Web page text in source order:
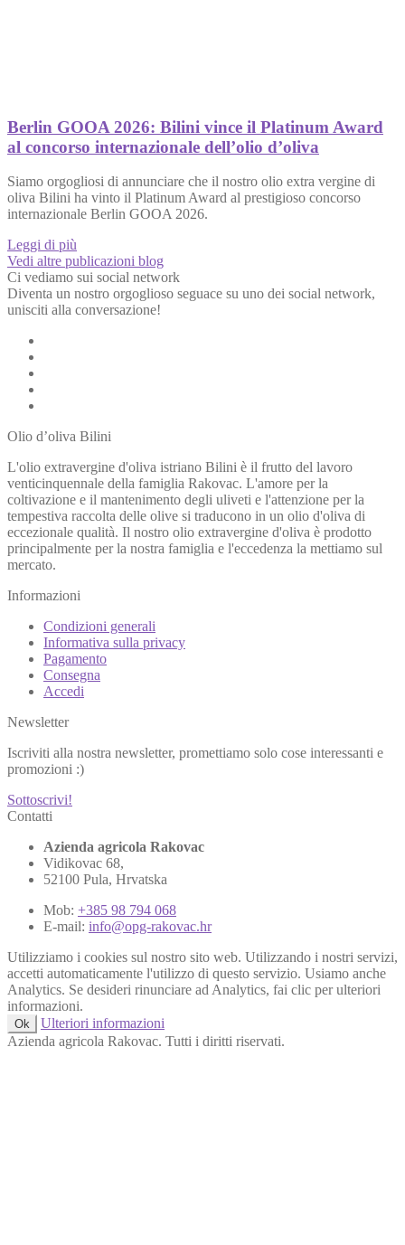
Berlin GOOA 2026: Bilini vince il Platinum Award
al concorso internazionale dell’olio d’oliva
Siamo orgogliosi di annunciare che il nostro olio extra vergine di
oliva Bilini ha vinto il Platinum Award al prestigioso concorso
internazionale Berlin GOOA 2026.
Leggi di più
Vedi altre publicazioni blog
Ci vediamo sui social network
Diventa un nostro orgoglioso seguace su uno dei social network,
unisciti alla conversazione!
Olio d’oliva Bilini
L'olio extravergine d'oliva istriano Bilini è il frutto del lavoro
venticinquennale della famiglia Rakovac. L'amore per la
coltivazione e il mantenimento degli uliveti e l'attenzione per la
tempestiva raccolta delle olive si traducono in un olio d'oliva di
eccezionale qualità. Il nostro olio extravergine d'oliva è prodotto
principalmente per la nostra famiglia e l'eccedenza la mettiamo sul
mercato.
Informazioni
Condizioni generali
Informativa sulla privacy
Pagamento
Consegna
Accedi
Newsletter
Iscriviti alla nostra newsletter, promettiamo solo cose interessanti e
promozioni :)
Sottoscrivi!
Contatti
Azienda agricola Rakovac
Vidikovac 68,
52100 Pula, Hrvatska
Mob: +385 98 794 068
E-mail: info@opg-rakovac.hr
Utilizziamo i cookies sul nostro sito web. Utilizzando i nostri servizi,
accetti automaticamente l'utilizzo di questo servizio. Usiamo anche
Analytics. Se desideri rinunciare ad Analytics, fai clic per ulteriori
informazioni.
Ok
Ulteriori informazioni
Azienda agricola Rakovac. Tutti i diritti riservati.